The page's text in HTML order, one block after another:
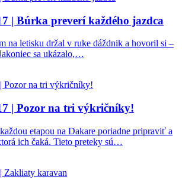
| Búrka preverí každého jazdca
na letisku držal v ruke dáždnik a hovoril si –
sa ukázalo,…
| Pozor na tri výkričníky!
etapou na Dakare poriadne pripraviť a
ich čaká. Tieto preteky sú…